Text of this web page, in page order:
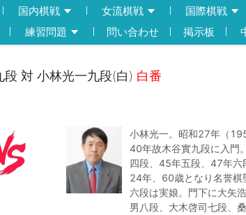
国内棋戦 女流棋戦 国際棋戦
練習問題 問い合わせ 掲示板
対 小林光一九段(白) 白番
小林光一。昭和27年（
40年故木谷實九段に入門
四段、45年五段、47年
24年、60歳となり名誉棋
六段は実娘。門下に大矢
男八段、大木啓司七段、